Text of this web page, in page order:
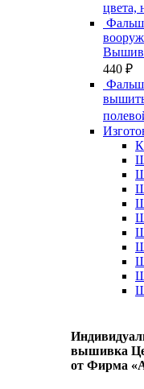
цвета,
440 ₽
вышивка
от Фирма